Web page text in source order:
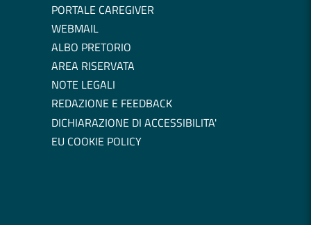
PORTALE CAREGIVER
WEBMAIL
ALBO PRETORIO
AREA RISERVATA
NOTE LEGALI
REDAZIONE E FEEDBACK
DICHIARAZIONE DI ACCESSIBILITA'
EU COOKIE POLICY